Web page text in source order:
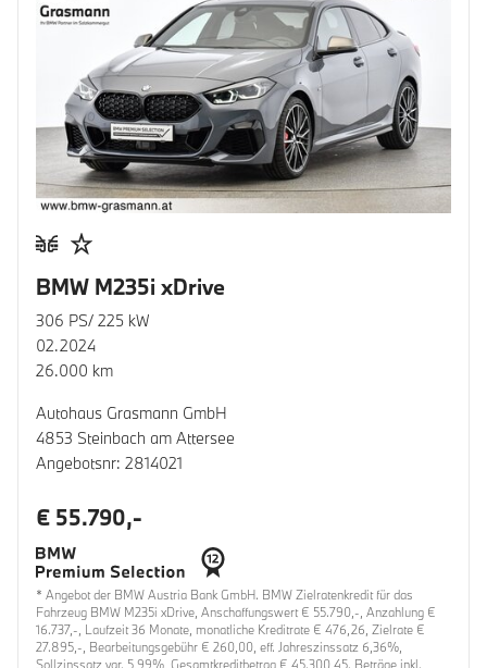
BMW M235i xDrive
306 PS/ 225 kW
02.2024
26.000 km
Autohaus Grasmann GmbH
4853 Steinbach am Attersee
Angebotsnr: 2814021
€ 55.790,-
* Angebot der BMW Austria Bank GmbH. BMW Zielratenkredit für das
Fahrzeug BMW M235i xDrive, Anschaffungswert € 55.790,-, Anzahlung €
16.737,-, Laufzeit 36 Monate, monatliche Kreditrate € 476,26, Zielrate €
27.895,-, Bearbeitungsgebühr € 260,00, eff. Jahreszinssatz 6,36%,
Sollzinssatz var. 5,99%, Gesamtkreditbetrag € 45.300,45. Beträge inkl.